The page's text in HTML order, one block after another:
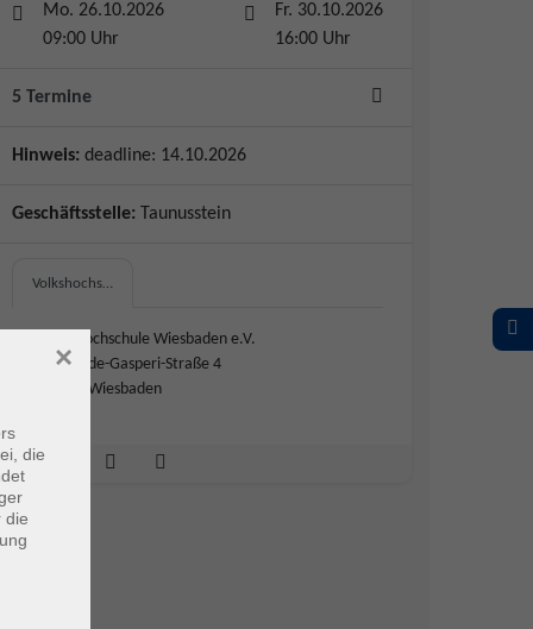
Mo. 26.10.2026
09:00 Uhr
Fr. 30.10.2026
16:00 Uhr
5 Termine
Hinweis: deadline: 14.10.2026
Geschäftsstelle: Taunusstein
Volkshochs…
Volkshochschule Wiesbaden e.V.
Alcide-de-Gasperi-Straße 4
65297 Wiesbaden
die
die
×